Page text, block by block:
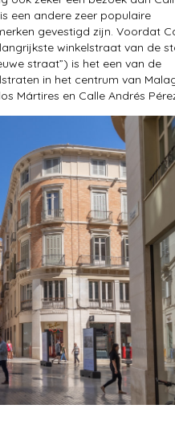
een andere zeer populaire
gevestigd zijn. Voordat
winkelstraat van de
straat”) is het een van de
in het centrum van
Mártires en Calle Andrés